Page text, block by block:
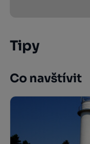
Tipy
Co navštívit